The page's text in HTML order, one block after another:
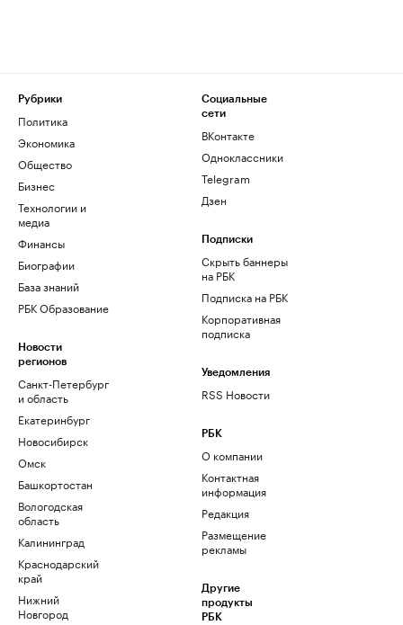
Рубрики
Политика
Экономика
Общество
Бизнес
Технологии и
медиа
Финансы
Биографии
База знаний
РБК Образование
Новости
регионов
Санкт-Петербург
и область
Екатеринбург
Новосибирск
Омск
Башкортостан
Вологодская
область
Калининград
Краснодарский
край
Нижний
Новгород
Социальные
сети
ВКонтакте
Одноклассники
Telegram
Дзен
Подписки
Скрыть баннеры
на РБК
Подписка на РБК
Корпоративная
подписка
Уведомления
RSS Новости
РБК
О компании
Контактная
информация
Редакция
Размещение
рекламы
Другие
продукты
РБК